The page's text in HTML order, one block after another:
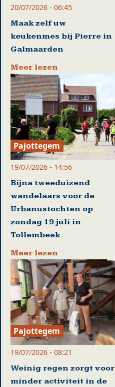
20/07/2026 - 06:45
Maak zelf uw
keukenmes bij Pierre in
Galmaarden
Meer lezen
Pajottegem
19/07/2026 - 14:56
Bijna tweeduizend
wandelaars voor de
Urbanustochten op
zondag 19 juli in
Tollembeek
Meer lezen
Pajottegem
19/07/2026 - 08:21
Weinig regen zorgt voor
minder activiteit in de